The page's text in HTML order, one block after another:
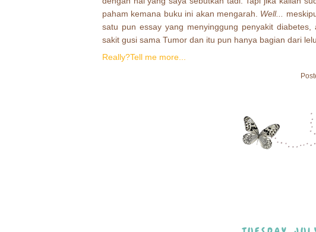
paham kemana buku ini akan mengarah. Well...
satu pun essay yang menyinggung penyakit
sakit gusi sama Tumor dan itu pun hanya bagian dari
Really?Tell me more...